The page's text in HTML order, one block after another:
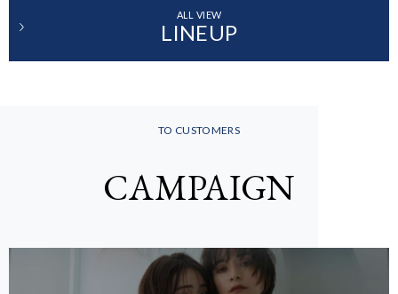
ALL VIEW
LINEUP
TO CUSTOMERS
CAMPAIGN